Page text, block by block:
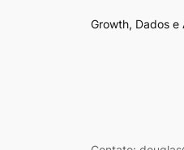
Growth, Dados e